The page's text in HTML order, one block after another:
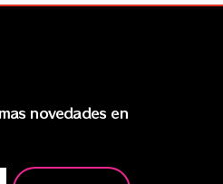
novedades en